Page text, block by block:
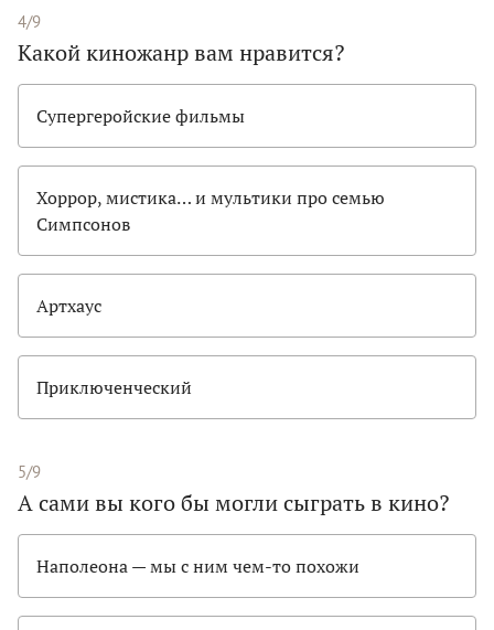
4/9
Какой киножанр вам нравится?
Супергеройские фильмы
Хоррор, мистика… и мультики про семью
Симпсонов
Артхаус
Приключенческий
5/9
А сами вы кого бы могли сыграть в кино?
Наполеона — мы с ним чем-то похожи